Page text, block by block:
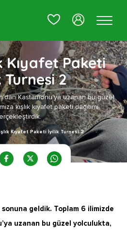
Kıyafet Paketi
2
Kastamonu’ya uzanan bu güzel
kışlık kıyafet paketi dağıtımı
Kıyafet Paketi İyilik Turnesi 2
geldik. Toplam 6 ilimizde
uzanan bu güzel yolculukta,